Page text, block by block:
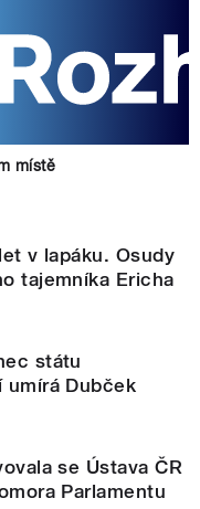
místě
v lapáku. Osudy
tajemníka Ericha
státu
umírá Dubček
se Ústava ČR
Parlamentu